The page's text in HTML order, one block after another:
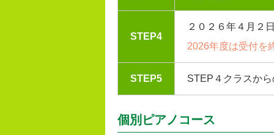
STEP4
２０２６年４月２
2026年度は受付を
STEP5 STEP４クラスか
個別ピアノコース